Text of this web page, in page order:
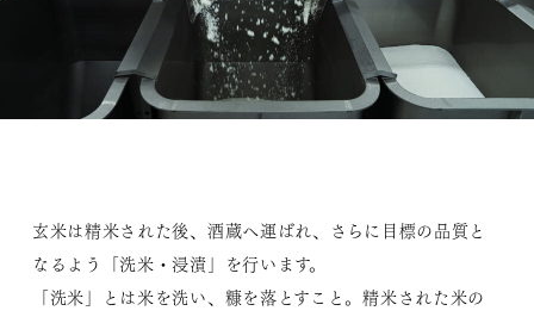
玄米は精米された後、酒蔵へ運ばれ、さらに目標の品質と
なるよう「洗米・浸漬」を行います。
「洗米」とは米を洗い、糠を落とすこと。精米された米の